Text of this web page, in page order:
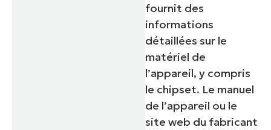
fournit des
informations
détaillées sur le
matériel de
l’appareil, y compris
le chipset. Le manuel
de l’appareil ou le
site web du fabricant